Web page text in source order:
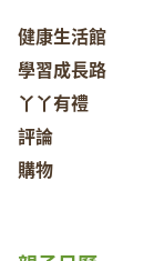
健康生活館
學習成長路
丫丫有禮
評論
購物